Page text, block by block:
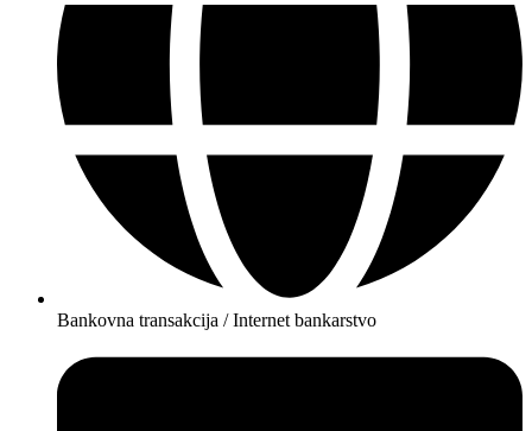
Bankovna transakcija / Internet bankarstvo